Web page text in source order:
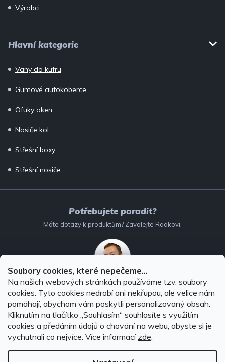
Soubory cookies, které nepečeme...
Na našich webových stránkách používáme tzv. soubory
cookies. Tyto cookies nedrobí ani nekřupou, ale velice nám
pomáhají, abychom vám poskytli personalizovaný obsah.
Kliknutím na tlačítko ,,Souhlasím“ souhlasíte s využitím
cookies a předáním údajů o chování na webu, abyste si je
vychutnali co nejvíce. Více informací zde.
Výrobci
Hlavní kategorie
Vany do kufru
Gumové autokoberce
Ofuky oken
Nosiče kol
Střešní boxy
Střešní nosiče
Potřebujete poradit?
Máte dotazy k produktům? Zavolejte Radkovi.
732 147 896 (Po–Pá: 8–16:00)
info@autodoplnky-obchod.cz